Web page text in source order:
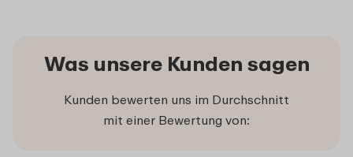
Was unsere Kunden sagen
Kunden bewerten uns im Durchschnitt
mit einer Bewertung von: